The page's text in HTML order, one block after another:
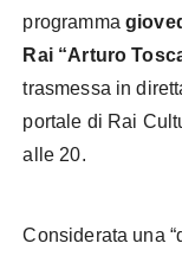
programma
Rai “Arturo
trasmessa in
portale di Rai
alle 20.
Considerata una